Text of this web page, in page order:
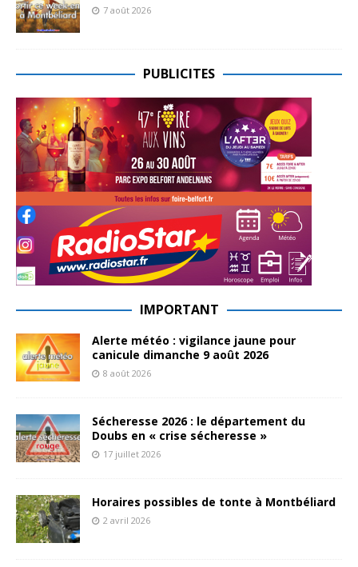
7 août 2026
PUBLICITES
IMPORTANT
Alerte météo : vigilance jaune pour
canicule dimanche 9 août 2026
8 août 2026
Sécheresse 2026 : le département du
Doubs en « crise sécheresse »
17 juillet 2026
Horaires possibles de tonte à Montbéliard
2 avril 2026